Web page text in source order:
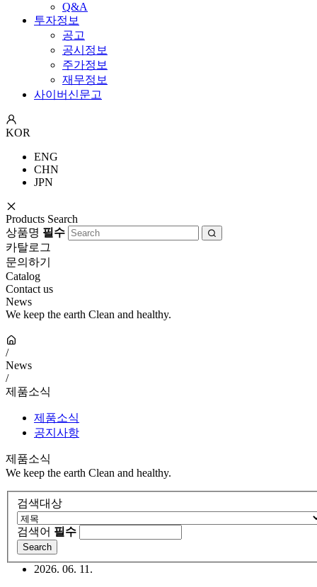
Q&A
투자정보
공고
공시정보
주가정보
재무정보
사이버신문고
KOR
ENG
CHN
JPN
Products Search
상품명 필수
카탈로그
문의하기
Catalog
Contact us
News
We keep the earth Clean and healthy.
/
News
/
제품소식
제품소식
공지사항
제품소식
We keep the earth Clean and healthy.
검색대상
검색어 필수
2026. 06. 11.